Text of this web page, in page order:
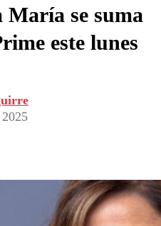
María se suma
este lunes